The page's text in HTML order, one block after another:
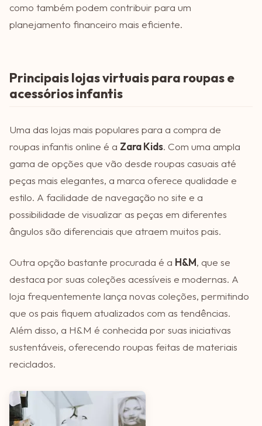
como também podem contribuir para um
planejamento financeiro mais eficiente.
Principais lojas virtuais para roupas e
acessórios infantis
Uma das lojas mais populares para a compra de
roupas infantis online é a Zara Kids. Com uma ampla
gama de opções que vão desde roupas casuais até
peças mais elegantes, a marca oferece qualidade e
estilo. A facilidade de navegação no site e a
possibilidade de visualizar as peças em diferentes
ângulos são diferenciais que atraem muitos pais.
Outra opção bastante procurada é a H&M, que se
destaca por suas coleções acessíveis e modernas. A
loja frequentemente lança novas coleções, permitindo
que os pais fiquem atualizados com as tendências.
Além disso, a H&M é conhecida por suas iniciativas
sustentáveis, oferecendo roupas feitas de materiais
reciclados.